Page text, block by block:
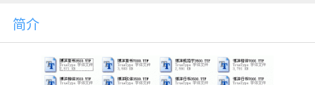
简介